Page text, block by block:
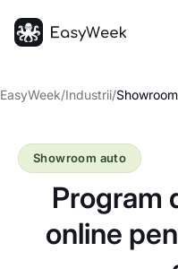
EasyWeek/Industrii/
Program
online
Showroom auto